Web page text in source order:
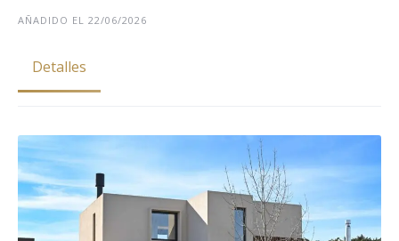
AÑADIDO EL 22/06/2026
Detalles